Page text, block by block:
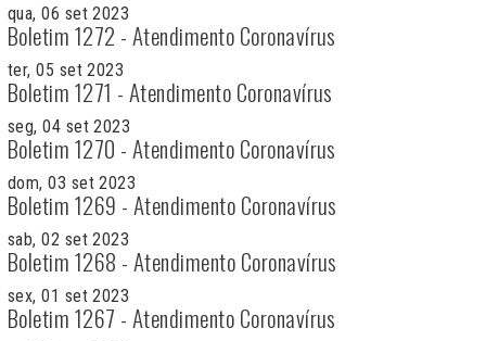
qua, 06 set 2023
Boletim 1272 - Atendimento Coronavírus
ter, 05 set 2023
Boletim 1271 - Atendimento Coronavírus
seg, 04 set 2023
Boletim 1270 - Atendimento Coronavírus
dom, 03 set 2023
Boletim 1269 - Atendimento Coronavírus
sab, 02 set 2023
Boletim 1268 - Atendimento Coronavírus
sex, 01 set 2023
Boletim 1267 - Atendimento Coronavírus